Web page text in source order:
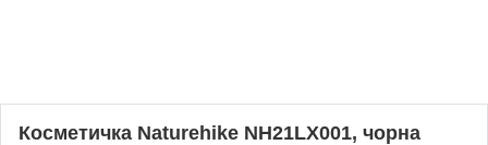
Косметичка Naturehike NH21LX001, чорна